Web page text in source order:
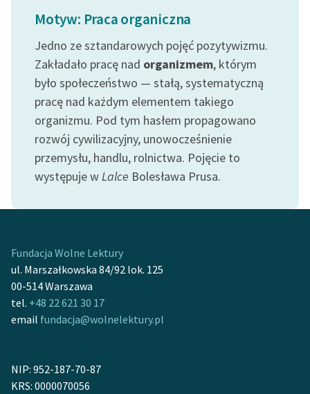
O nas
Kontakt
O projekcie
Zasady wykorzystania
Wolnych Lektur
Regulamin biblioteki
Dane fundacji i
sprawozdania finansowe
Informacja o treściach
wrażliwych
Motyw: Praca organiczna
Jedno ze sztandarowych pojęć pozytywizmu.
Zakładało pracę nad organizmem, którym
było społeczeństwo — stałą, systematyczną
pracę nad każdym elementem takiego
organizmu. Pod tym hasłem propagowano
rozwój cywilizacyjny, unowocześnienie
przemysłu, handlu, rolnictwa. Pojęcie to
występuje wLalce Bolesława Prusa.
Fundacja Wolne Lektury
ul. Marszałkowska 84/92 lok. 125
00-514 Warszawa
tel. +48 22 621 30 17
email fundacja@wolnelektury.pl
NIP: 952-187-70-87
KRS: 0000070056